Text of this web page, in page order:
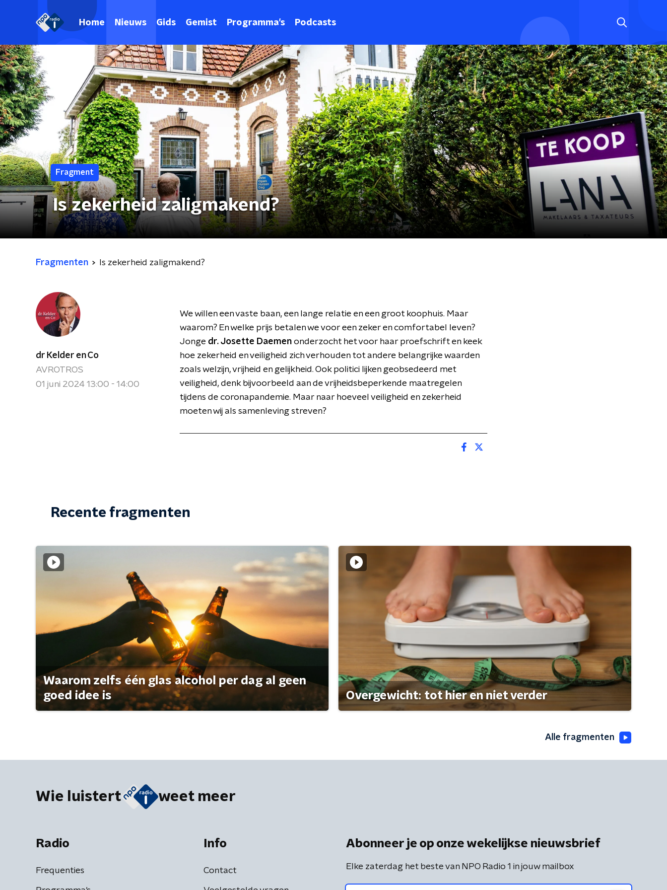
Home Nieuws Gids Gemist Programma's Podcasts
Fragment
Is zekerheid zaligmakend?
Fragmenten Is zekerheid zaligmakend?
dr Kelder en Co
AVROTROS
01 juni 2024 13:00 - 14:00
We willen een vaste baan, een lange relatie en een groot koophuis. Maar
waarom? En welke prijs betalen we voor een zeker en comfortabel leven?
Jonge dr. Josette Daemen onderzocht het voor haar proefschrift en keek
hoe zekerheid en veiligheid zich verhouden tot andere belangrijke waarden
zoals welzijn, vrijheid en gelijkheid. Ook politici lijken geobsedeerd met
veiligheid, denk bijvoorbeeld aan de vrijheidsbeperkende maatregelen
tijdens de coronapandemie. Maar naar hoeveel veiligheid en zekerheid
moeten wij als samenleving streven?
Recente fragmenten
Waarom zelfs één glas alcohol per dag al geen
goed idee is
Overgewicht: tot hier en niet verder
Alle fragmenten
Wie luistert weet meer
Radio
Frequenties
Info
Contact
Abonneer je op onze wekelijkse nieuwsbrief
Elke zaterdag het beste van NPO Radio 1 in jouw mailbox